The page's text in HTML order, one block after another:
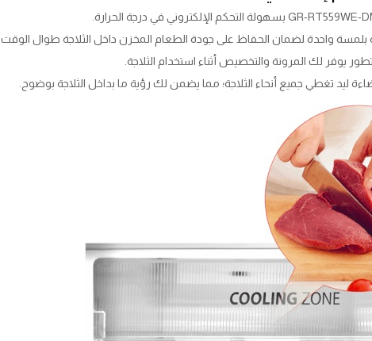
واحدة لضمان الحفاظ على جودة الطعام المخزن داخل الثلاجة طوال الوقت.
يوفر لك المرونة والتخصيص أثناء استخدام الثلاجة.
ليد تغطي جميع أنحاء الثلاجة؛ مما يضمن لك رؤية ما بداخل الثلاجة بوضوح.